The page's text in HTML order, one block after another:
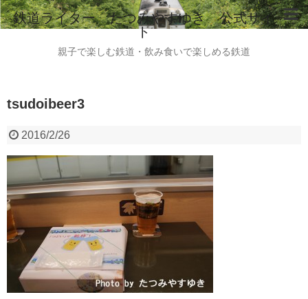
鉄道ライター たつみやすゆき 公式サイ
ト
親子で楽しむ鉄道・飲み食いで楽しめる鉄道
tsudoibeer3
2016/2/26
instagram
ご意見・ご感想・お問い合わせはこちらから
全国のビール列車情報（2015.8現在）